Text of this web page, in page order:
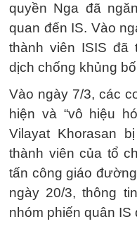
quyền Nga đã
quan đến IS. Vào
thành viên ISIS đã
dịch chống khủng
Vào ngày 7/3, các
hiện và “vô hiệu
Vilayat Khorasan
thành viên của tổ
tấn công giáo
ngày 20/3, thông
nhóm phiến quân IS